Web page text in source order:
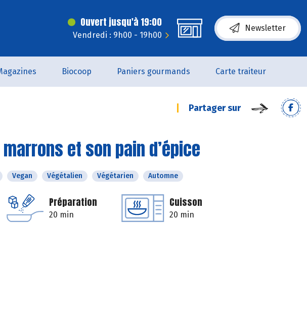
Ouvert jusqu'à 19:00
Vendredi : 9h00 - 19h00
Newsletter
Biocoop Paniers gourmands Carte traiteur
Partager sur
et son pain d’épice
Vegan Végétalien Végétarien Automne
Préparation
20 min
Cuisson
20 min